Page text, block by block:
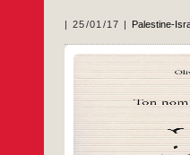
25/01/17 Palestine-
Parution de «